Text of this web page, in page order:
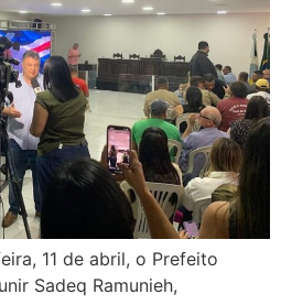
11 de abril, o Prefeito
Sadeq Ramunieh,